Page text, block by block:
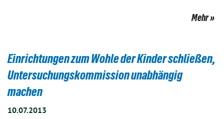
Mehr
Einrichtungen zum Wohle der Kinder schließen,
Untersuchungskommission unabhängig
machen
10.07.2013